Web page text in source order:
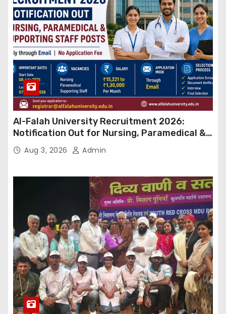
Al-Falah University Recruitment 2026:
Notification Out for Nursing, Paramedical &
Supporting Staff Posts, Apply Through Email
Aug 3, 2026 Admin